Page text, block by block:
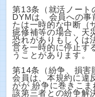
第13条（就活ノート
DYMは、会員への
たは一時的な中断（
疵修補等の場合、天
恐れがありもしくは
営を一時的に停止す
うことがあります。
第14条（紛争、損害
会員は、本規約に違
がが 紛争に巻きこ
該第三者との紛争解